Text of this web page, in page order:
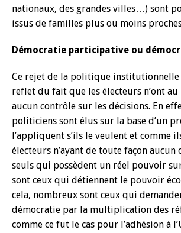
nationaux, des grandes villes…) sont
issus de familles plus ou moins
Démocratie participative ou
Ce rejet de la politique institutionnelle
reflet du fait que les électeurs n’ont
aucun contrôle sur les décisions. En
politiciens sont élus sur la base d’un
l’appliquent s’ils le veulent et comme
électeurs n’ayant de toute façon aucun
seuls qui possèdent un réel pouvoir
sont ceux qui détiennent le pouvoir
cela, nombreux sont ceux qui
démocratie par la multiplication des
comme ce fut le cas pour l’adhésion à